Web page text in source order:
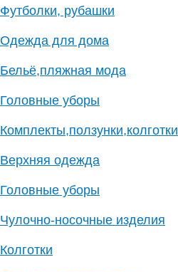
Футболки, рубашки
Одежда для дома
Бельё,пляжная мода
Головные уборы
Комплекты,ползунки,колготки
Верхняя одежда
Головные уборы
Чулочно-носочные изделия
Колготки